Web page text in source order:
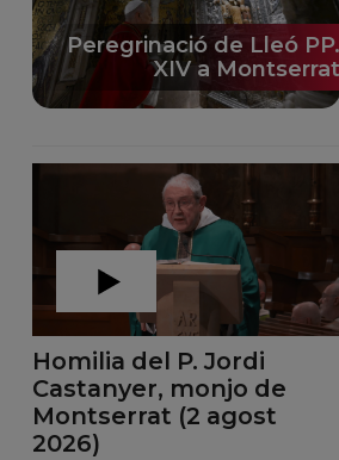
Visita'ns
Ofrenes
Peregrinació de Lleó PP.
XIV a Montserrat
Homilia del P. Jordi
Castanyer, monjo de
Montserrat (2 agost
2026)